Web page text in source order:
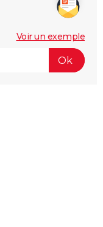
Voir un exemple